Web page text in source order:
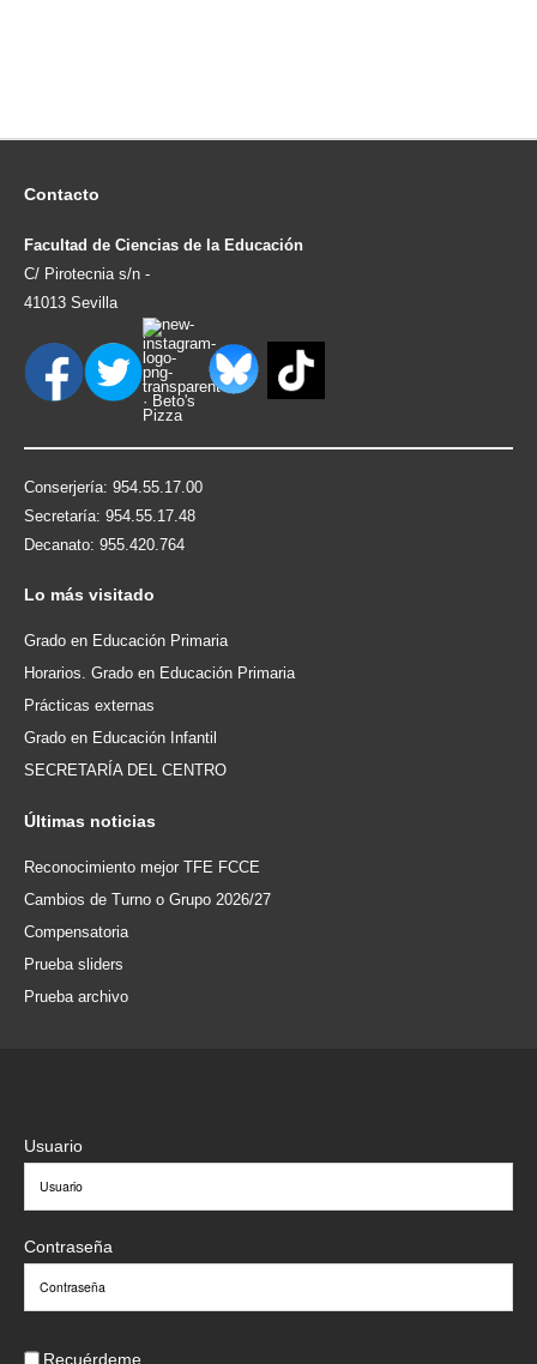
Contacto
Facultad de Ciencias de la Educación
C/ Pirotecnia s/n -
41013 Sevilla
Conserjería: 954.55.17.00
Secretaría: 954.55.17.48
Decanato: 955.420.764
Lo más visitado
Grado en Educación Primaria
Horarios. Grado en Educación Primaria
Prácticas externas
Grado en Educación Infantil
SECRETARÍA DEL CENTRO
Últimas noticias
Reconocimiento mejor TFE FCCE
Cambios de Turno o Grupo 2026/27
Compensatoria
Prueba sliders
Prueba archivo
Usuario
Contraseña
Recuérdeme